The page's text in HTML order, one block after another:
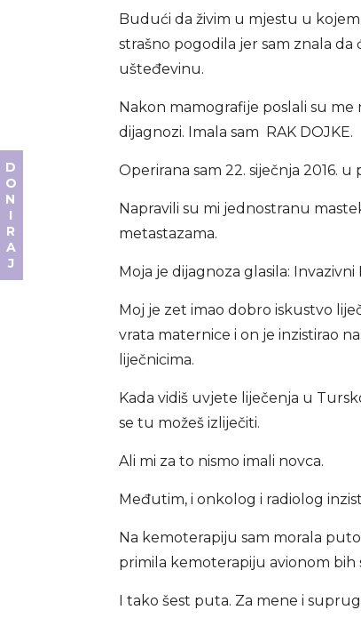
Budući da živim u mjestu u
strašno pogodila jer sam znala
ušteđevinu.
Nakon mamografije poslali su me
dijagnozi. Imala sam RAK DOJKE.
Operirana sam 22. siječnja 2016.
Napravili su mi jednostranu
metastazama.
Moja je dijagnoza glasila:
Moj je zet imao dobro iskustvo
vrata maternice i on je inzistirao
liječnicima.
Kada vidiš uvjete liječenja u
se tu možeš izliječiti.
Ali mi za to nismo imali novca.
Međutim, i onkolog i radiolog
Na kemoterapiju sam morala
primila kemoterapiju avionom bih
I tako šest puta. Za mene i
DONIRAJ